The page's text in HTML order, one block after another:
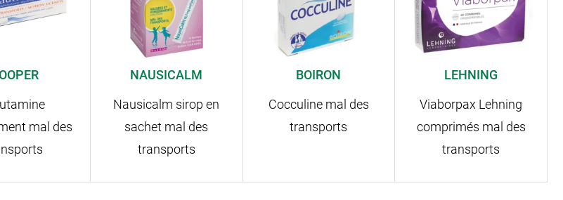
mal des
NAUSICALM
Nausicalm sirop en
sachet mal des
transports
BOIRON
Cocculine mal des
transports
LEHNING
Viaborpax Lehning
comprimés mal des
transports